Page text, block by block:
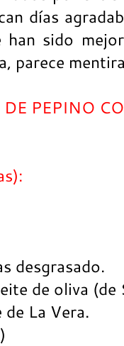
días
han sido
parece
DE PEPINO
desgrasado.
de oliva
La Vera.